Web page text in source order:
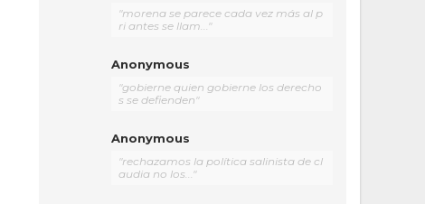
"morena se parece cada vez más al p
ri antes se llam..."
Anonymous
"gobierne quien gobierne los derecho
s se defienden"
Anonymous
"rechazamos la política salinista de cl
audia no los..."